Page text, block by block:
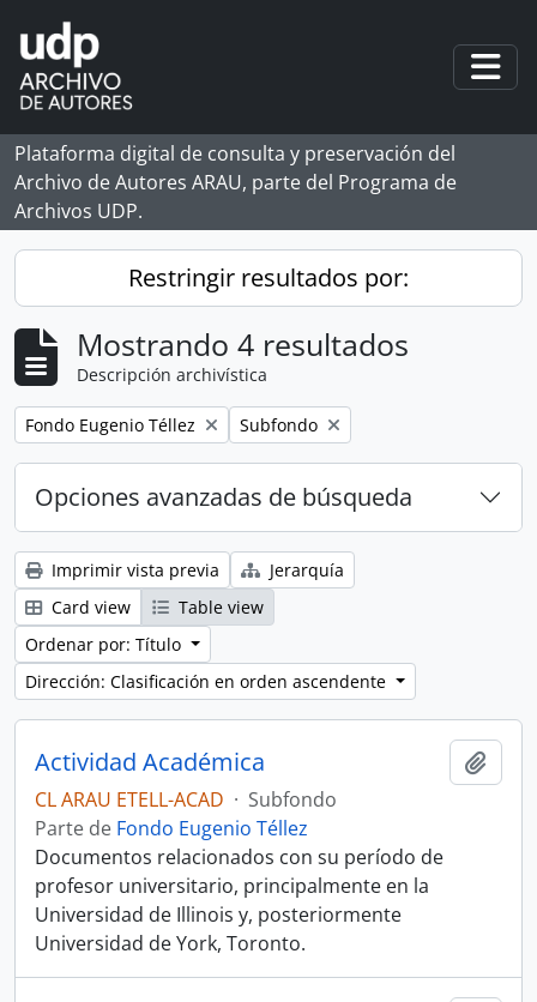
Skip to main content
Plataforma digital de consulta y preservación del
Archivo de Autores ARAU, parte del Programa de
Archivos UDP.
Restringir resultados por:
Mostrando 4 resultados
Descripción archivística
Remove filter:
Fondo Eugenio Téllez Remove filter:
Subfondo
Opciones avanzadas de búsqueda
Imprimir vista previa
Jerarquía
Card view
Table view
Ordenar por: Título
Dirección: Clasificación en orden ascendente
Actividad Académica
CL ARAU ETELL-ACAD · Subfondo
Parte de Fondo Eugenio Téllez
Documentos relacionados con su período de
profesor universitario, principalmente en la
Universidad de Illinois y, posteriormente
Universidad de York, Toronto.